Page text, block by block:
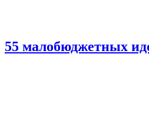
55 малобюджетных